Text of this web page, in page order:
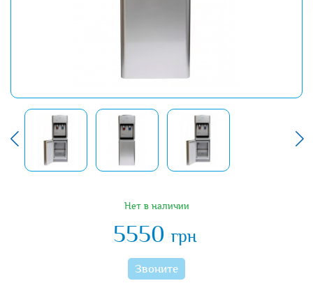
Нет в наличии
5550 грн
Звоните